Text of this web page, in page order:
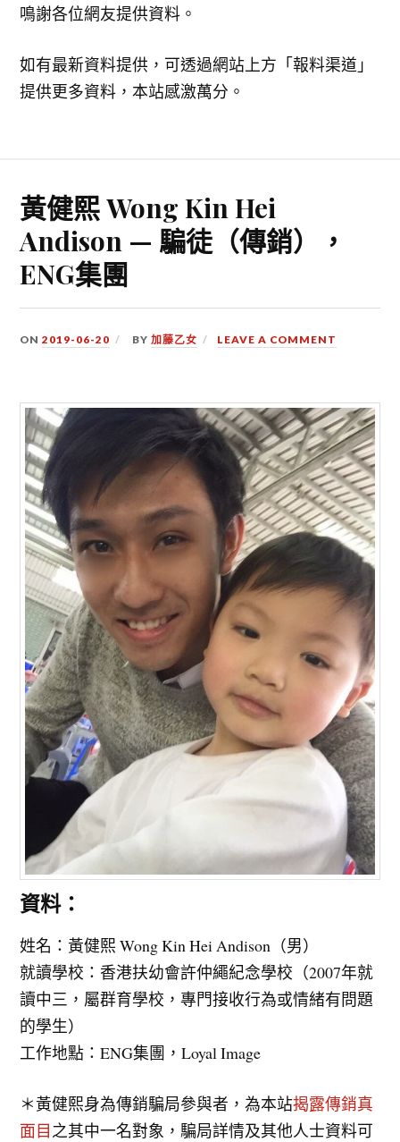
鳴謝各位網友提供資料。
如有最新資料提供，可透過網站上方「報料渠道」
提供更多資料，本站感激萬分。
黃健熙 Wong Kin Hei
Andison — 騙徒（傳銷），
ENG集團
ON2019-06-20 BY加藤乙女 LEAVE A COMMENT
資料：
姓名：黃健熙 Wong Kin Hei Andison（男）
就讀學校：香港扶幼會許仲繩紀念學校（2007年就
讀中三，屬群育學校，專門接收行為或情緒有問題
的學生）
工作地點：ENG集團，Loyal Image
＊黃健熙身為傳銷騙局參與者，為本站揭露傳銷真
面目之其中一名對象，騙局詳情及其他人士資料可